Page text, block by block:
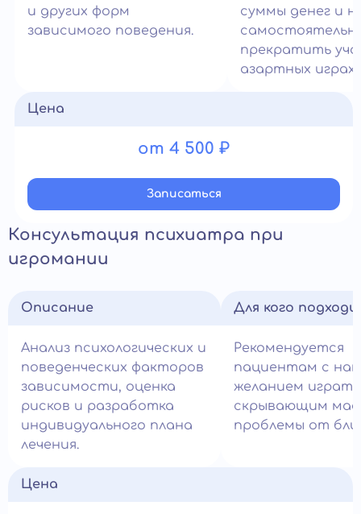
и других форм
зависимого поведения.
суммы денег и
прекратить
азартных играх.
Цена
от 4 500 ₽
Записатьcя
Консультация психиатра при
игромании
Описание
Анализ психологических и
поведенческих факторов
зависимости, оценка
рисков и разработка
индивидуального плана
лечения.
Для кого
Рекомендуется
пациентам с
желанием
скрывающим
проблемы от
Цена